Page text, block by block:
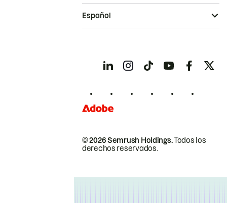
© 2026 Semrush Holdings.Todos los
derechos reservados.
Español